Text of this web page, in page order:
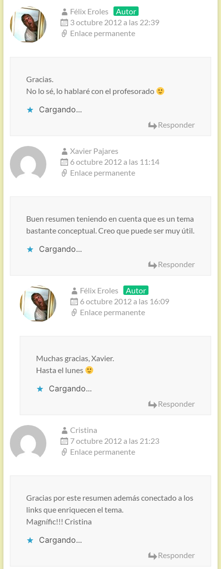
Félix Eroles
Autor
3 octubre 2012 a las 22:39
Enlace permanente
Gracias.
No lo sé, lo hablaré con el profesorado
Cargando...
Responder
Xavier Pajares
6 octubre 2012 a las 11:14
Enlace permanente
Buen resumen teniendo en cuenta que es un tema
bastante conceptual. Creo que puede ser muy útil.
Cargando...
Responder
Félix Eroles
Autor
6 octubre 2012 a las 16:09
Enlace permanente
Muchas gracias, Xavier.
Hasta el lunes
Cargando...
Responder
Cristina
7 octubre 2012 a las 21:23
Enlace permanente
Gracias por este resumen además conectado a los
links que enriquecen el tema.
Magnífic!!! Cristina
Cargando...
Responder